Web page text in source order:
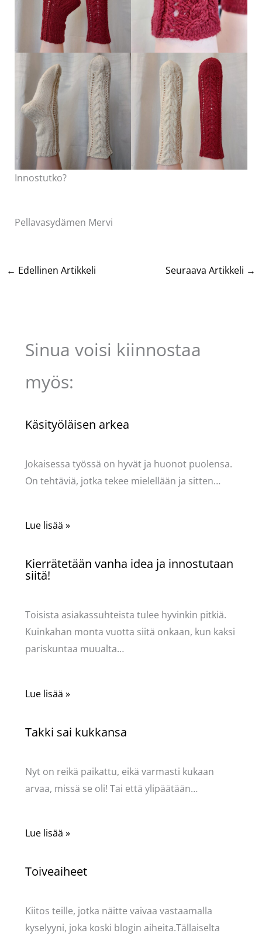
Innostutko?
Pellavasydämen Mervi
← Edellinen Artikkeli Seuraava Artikkeli →
Sinua voisi kiinnostaa
myös:
Käsityöläisen arkea
Jokaisessa työssä on hyvät ja huonot puolensa.
On tehtäviä, jotka tekee mielellään ja sitten…
Lue lisää »
Kierrätetään vanha idea ja innostutaan
siitä!
Toisista asiakassuhteista tulee hyvinkin pitkiä.
Kuinkahan monta vuotta siitä onkaan, kun kaksi
pariskuntaa muualta…
Lue lisää »
Takki sai kukkansa
Nyt on reikä paikattu, eikä varmasti kukaan
arvaa, missä se oli! Tai että ylipäätään…
Lue lisää »
Toiveaiheet
Kiitos teille, jotka näitte vaivaa vastaamalla
kyselyyni, joka koski blogin aiheita.Tällaiselta